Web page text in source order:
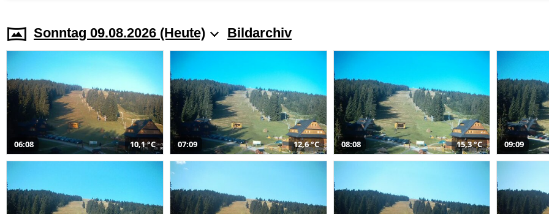
Sonntag 09.08.2026 (Heute) Bildarchiv
06:08 10,1 °C 07:09 12,6 °C 08:08 15,3 °C 09:09